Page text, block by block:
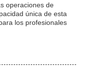
operaciones de
única de esta
los profesionales